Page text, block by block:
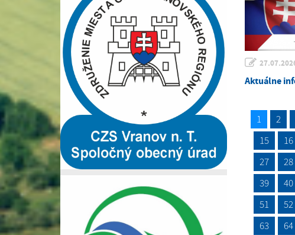
Aktuálne
1 2
15
16
27
28
39
40
51
52
63
64